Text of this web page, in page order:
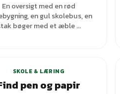
En oversigt med en rød
en gul skolebus, en
bøger med et æble ...
SKOLE & LÆRING
pen og papir